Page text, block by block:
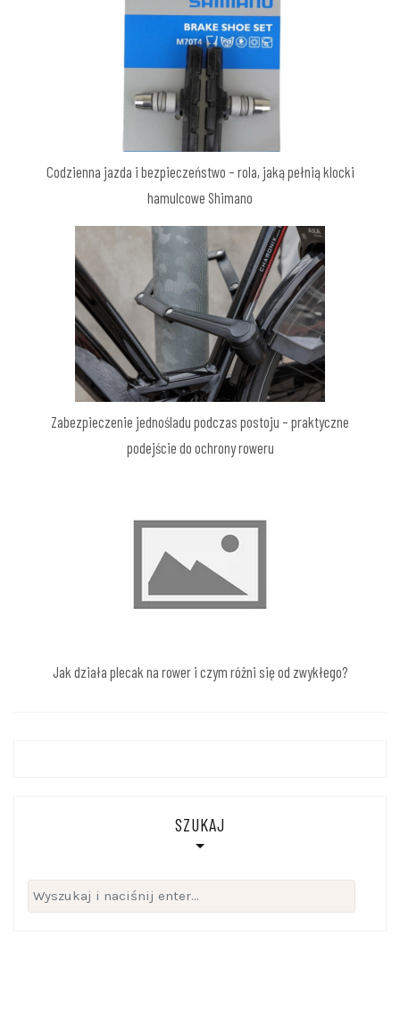
Codzienna jazda i bezpieczeństwo – rola, jaką pełnią klocki
hamulcowe Shimano
Zabezpieczenie jednośladu podczas postoju – praktyczne
podejście do ochrony roweru
Jak działa plecak na rower i czym różni się od zwykłego?
SZUKAJ
Szukaj: